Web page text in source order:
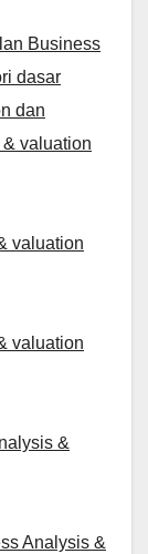
Business
dasar
dan
valuation
valuation
valuation
&
Analysis &